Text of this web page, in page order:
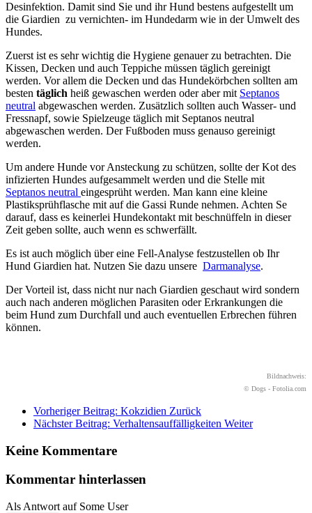
Desinfektion. Damit sind Sie und ihr Hund bestens aufgestellt um
die Giardien zu vernichten- im Hundedarm wie in der Umwelt des
Hundes.
Zuerst ist es sehr wichtig die Hygiene genauer zu betrachten. Die
Kissen, Decken und auch Teppiche müssen täglich gereinigt
werden. Vor allem die Decken und das Hundekörbchen sollten am
besten täglich heiß gewaschen werden oder aber mit Septanos
neutral abgewaschen werden. Zusätzlich sollten auch Wasser- und
Fressnapf, sowie Spielzeuge täglich mit Septanos neutral
abgewaschen werden. Der Fußboden muss genauso gereinigt
werden.
Um andere Hunde vor Ansteckung zu schützen, sollte der Kot des
infizierten Hundes aufgesammelt werden und die Stelle mit
Septanos neutral eingesprüht werden. Man kann eine kleine
Plastiksprühflasche mit auf die Gassi Runde nehmen. Achten Se
darauf, dass es keinerlei Hundekontakt mit beschnüffeln in dieser
Zeit geben sollte, auch wenn es schwerfällt.
Es ist auch möglich über eine Fell-Analyse festzustellen ob Ihr
Hund Giardien hat. Nutzen Sie dazu unsere Darmanalyse.
Der Vorteil ist, dass nicht nur nach Giardien geschaut wird sondern
auch nach anderen möglichen Parasiten oder Erkrankungen die
beim Hund zum Durchfall und auch eventuellen Erbrechen führen
können.
Bildnachweis:
© Dogs - Fotolia.com
Vorheriger Beitrag: Kokzidien Zurück
Nächster Beitrag: Verhaltensauffälligkeiten Weiter
Keine Kommentare
Kommentar hinterlassen
Als Antwort auf Some User